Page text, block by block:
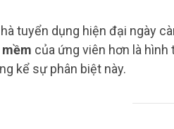
tuyển dụng hiện đại ngày
mềm của ứng viên hơn là hình
kể sự phân biệt này.​